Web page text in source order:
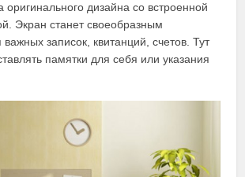
оригинального дизайна со встроенной
Экран станет своеобразным
записок, квитанций, счетов. Тут
памятки для себя или указания